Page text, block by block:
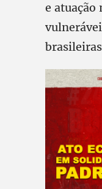
e atuação